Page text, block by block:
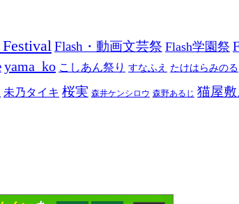
Flash・動画文芸祭 Flash学園祭
yama_ko こしあん祭り すなふえ たけはらみのる
未乃タイキ 桜実 森井ケンシロウ 森野あるじ 猫屋